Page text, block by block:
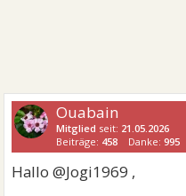
Ouabain
Mitglied seit: 21.05.2026
Beiträge: 458 Danke:995
Hallo @Jogi1969 ,